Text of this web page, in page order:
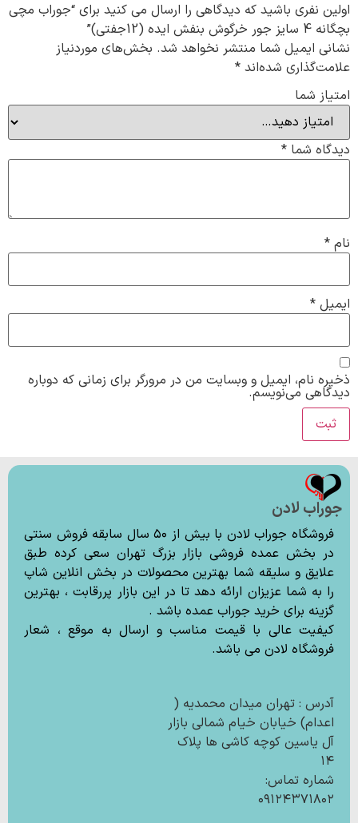
اولین نفری باشید که دیدگاهی را ارسال می کنید برای “جوراب مچی
بچگانه 4 سایز جور خرگوش بنفش ایده (12جفتی)”
نشانی ایمیل شما منتشر نخواهد شد. بخش‌های موردنیاز
علامت‌گذاری شده‌اند *
امتیاز شما
دیدگاه شما *
نام *
ایمیل *
ذخیره نام، ایمیل و وبسایت من در مرورگر برای زمانی که دوباره
دیدگاهی می‌نویسم.
جوراب لادن
فروشگاه جوراب لادن با بیش از ۵۰ سال سابقه فروش سنتی
در بخش عمده فروشی بازار بزرگ تهران سعی کرده طبق
علایق و سلیقه شما بهترین محصولات در بخش انلاین شاپ
را به شما عزیزان ارائه دهد تا در این بازار پررقابت ، بهترین
گزینه برای خرید جوراب عمده باشد .
کیفیت عالی با قیمت مناسب و ارسال به موقع ، شعار
فروشگاه لادن می باشد.
آدرس : تهران میدان محمدیه (
اعدام) خیابان خیام شمالی بازار
آل یاسین کوچه کاشی ها پلاک
۱۴
شماره تماس:
۰۹۱۲۴۳۷۱۸۰۲